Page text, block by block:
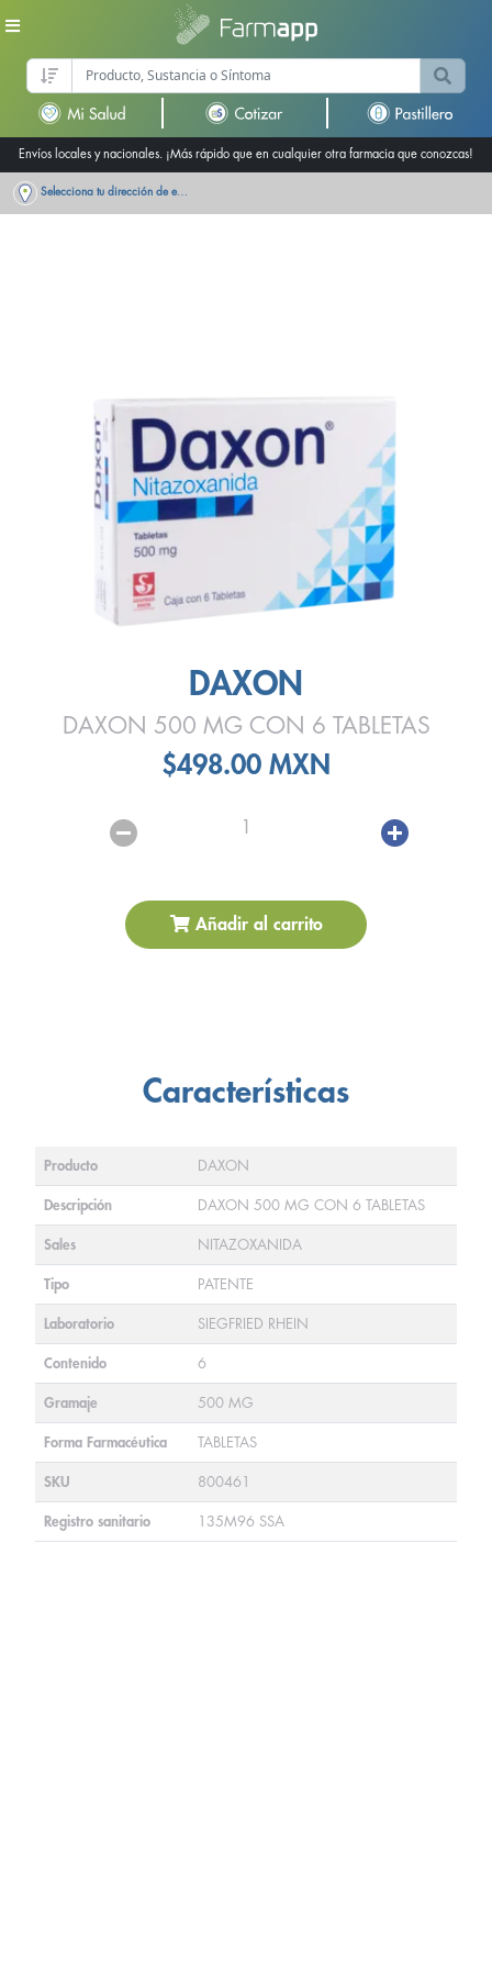
Envíos locales y nacionales. ¡Más rápido que en cualquier otra farmacia que conozcas!
Selecciona tu dirección de entrega
DAXON
DAXON 500 MG CON 6 TABLETAS
$498.00 MXN
1
Añadir al carrito
Características
Producto DAXON
Descripción DAXON 500 MG CON 6 TABLETAS
Sales NITAZOXANIDA
Tipo PATENTE
Laboratorio SIEGFRIED RHEIN
Contenido 6
Gramaje 500 MG
Forma Farmacéutica TABLETAS
SKU 800461
Registro sanitario 135M96 SSA